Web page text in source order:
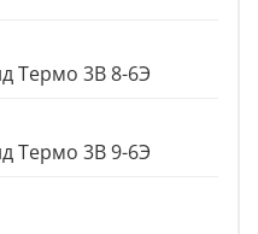
Термо 3В 8-6Э
Термо 3В 9-6Э